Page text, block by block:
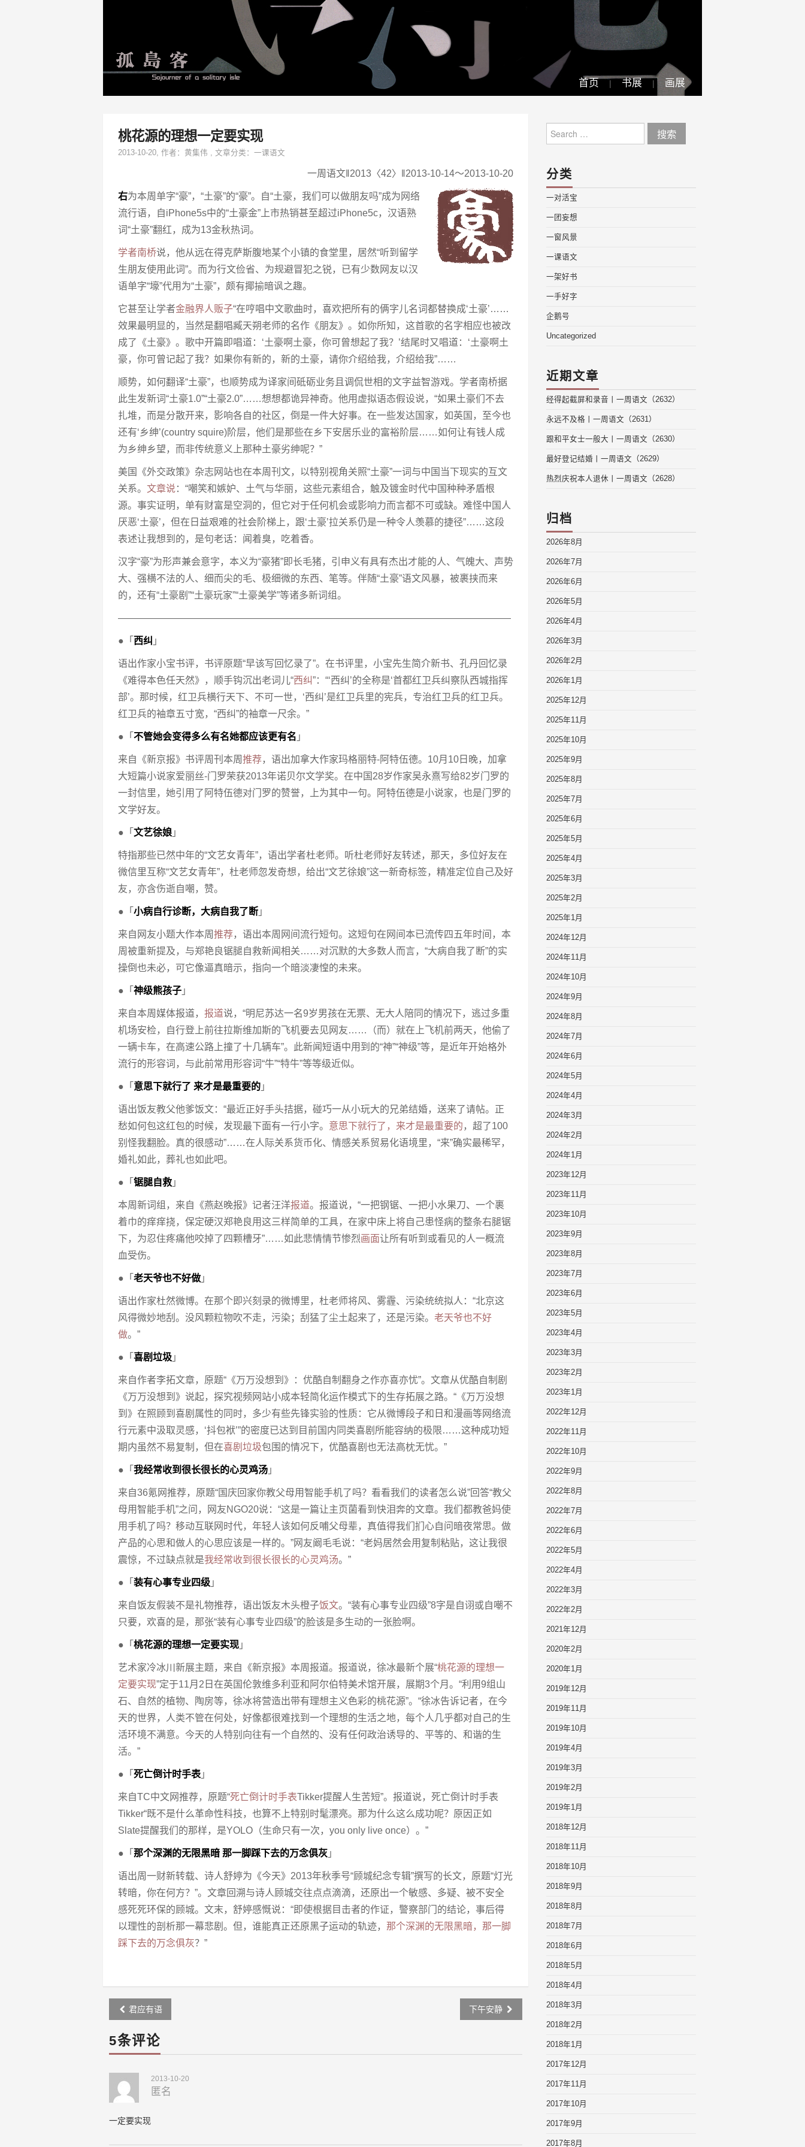
首页 书展 画展
桃花源的理想一定要实现
2013-10-20, 作者： 黄集伟 , 文章分类： 一课语文
一周语文‖2013〈42〉‖2013-10-14～2013-10-20
右为本周单字“豪”，“土豪”的“豪”。自“土豪，我们可以做朋友吗”成为网络
流行语，自iPhone5s中的“土豪金”上市热销甚至超过iPhone5c，汉语熟
词“土豪”翻红，成为13金秋热词。
学者南桥说，他从远在得克萨斯腹地某个小镇的食堂里，居然“听到留学
生朋友使用此词”。而为行文俭省、为规避冒犯之锐，已有少数网友以汉
语单字“壕”代用为“土豪”，颇有揶揄暗讽之趣。
它甚至让学者金融界人贩子“在哼唱中文歌曲时，喜欢把所有的俩字儿名词都替换成‘土豪’……
效果最明显的，当然是翻唱臧天朔老师的名作《朋友》。如你所知，这首歌的名字相应也被改
成了《土豪》。歌中开篇即唱道：‘土豪啊土豪，你可曾想起了我？’结尾时又唱道：‘土豪啊土
豪，你可曾记起了我？如果你有新的，新的土豪，请你介绍给我，介绍给我”……
顺势，如何翻译“土豪”，也顺势成为译家间砥砺业务且调侃世相的文字益智游戏。学者南桥据
此生发新词“土豪1.0”“土豪2.0”……想想都诡异神奇。他用虚拟语态假设说，“如果土豪们不去
扎堆，而是分散开来，影响各自的社区，倒是一件大好事。在一些发达国家，如英国，至今也
还有‘乡绅’(country squire)阶层，他们是那些在乡下安居乐业的富裕阶层……如何让有钱人成
为乡绅乡望，而非传统意义上那种土豪劣绅呢？”
美国《外交政策》杂志网站也在本周刊文，以特别视角关照“土豪”一词与中国当下现实的互文
关系。 文章说：“嘲笑和嫉妒、土气与华丽，这些元素组合，触及镀金时代中国种种矛盾根
源。事实证明，单有财富是空洞的，但它对于任何机会或影响力而言都不可或缺。难怪中国人
厌恶‘土豪’，但在日益艰难的社会阶梯上，跟‘土豪’拉关系仍是一种令人羡慕的捷径”……这段
表述让我想到的，是句老话：闻着臭，吃着香。
汉字“豪”为形声兼会意字，本义为“豪猪”即长毛猪，引申义有具有杰出才能的人、气魄大、声势
大、强横不法的人、细而尖的毛、极细微的东西、笔等。伴随“土豪”语文风暴，被裹挟而来
的，还有“土豪剧”“土豪玩家”“土豪美学”等诸多新词组。
—————————————————————————————————————————
●「 西纠 」
语出作家小宝书评，书评原题“早该写回忆录了”。在书评里，小宝先生简介新书、孔丹回忆录
《难得本色任天然》，顺手钩沉出老词儿“西纠”：“‘西纠’的全称是‘首都红卫兵纠察队西城指挥
部’。那时候，红卫兵横行天下、不可一世，‘西纠’是红卫兵里的宪兵，专治红卫兵的红卫兵。
红卫兵的袖章五寸宽，“西纠”的袖章一尺余。”
●「 不管她会变得多么有名她都应该更有名 」
来自《新京报》书评周刊本周 推荐，语出加拿大作家玛格丽特-阿特伍德。10月10日晚，加拿
大短篇小说家爱丽丝-门罗荣获2013年诺贝尔文学奖。在中国28岁作家吴永熹写给82岁门罗的
一封信里，她引用了阿特伍德对门罗的赞誉，上为其中一句。阿特伍德是小说家，也是门罗的
文学好友。
●「 文艺徐娘 」
特指那些已然中年的“文艺女青年”，语出学者杜老师。听杜老师好友转述，那天，多位好友在
微信里互称“文艺女青年”，杜老师忽发奇想，给出“文艺徐娘”这一新奇标签，精准定位自己及好
友，亦含伤逝自嘲，赞。
●「 小病自行诊断，大病自我了断 」
来自网友小题大作本周 推荐，语出本周网间流行短句。这短句在网间本已流传四五年时间，本
周被重新提及，与郑艳良锯腿自救新闻相关……对沉默的大多数人而言，“大病自我了断”的实
操倒也未必，可它像逼真暗示，指向一个暗淡凄惶的未来。
●「 神级熊孩子 」
来自本周媒体报道， 报道说，“明尼苏达一名9岁男孩在无票、无大人陪同的情况下，逃过多重
机场安检，自行登上前往拉斯维加斯的飞机要去见网友……（而）就在上飞机前两天，他偷了
一辆卡车，在高速公路上撞了十几辆车”。此新闻短语中用到的“神”“神级”等，是近年开始格外
流行的形容词，与此前常用形容词“牛”“特牛”等等级近似。
●「 意思下就行了 来才是最重要的 」
语出饭友教父他爹饭文：“最近正好手头拮据，碰巧一从小玩大的兄弟结婚，送来了请帖。正
愁如何包这红包的时候，发现最下面有一行小字。 意思下就行了，来才是最重要的 ，超了100
别怪我翻脸。真的很感动”……在人际关系货币化、情感关系贸易化语境里，“来”确实最稀罕，
婚礼如此，葬礼也如此吧。
●「 锯腿自救 」
本周新词组，来自《燕赵晚报》记者汪洋报道。报道说，“一把钢锯、一把小水果刀、一个裹
着巾的痒痒挠，保定硬汉郑艳良用这三样简单的工具，在家中床上将自己患怪病的整条右腿锯
下，为忍住疼痛他咬掉了四颗槽牙”……如此悲情情节惨烈画面让所有听到或看见的人一概流
血受伤。
●「 老天爷也不好做 」
语出作家杜然微博。在那个即兴刻录的微博里，杜老师将风、雾霾、污染统统拟人：“北京这
风得微妙地刮。没风颗粒物吹不走，污染；刮猛了尘土起来了，还是污染。 老天爷也不好
做。”
●「 喜剧垃圾 」
来自作者李拓文章，原题“《万万没想到》：优酷自制翻身之作亦喜亦忧”。文章从优酷自制剧
《万万没想到》说起，探究视频网站小成本轻简化运作模式下的生存拓展之路。“《万万没想
到》在照顾到喜剧属性的同时，多少有些先锋实验的性质：它从微博段子和日和漫画等网络流
行元素中汲取灵感，‘抖包袱’”的密度已达到目前国内同类喜剧所能容纳的极限……这种成功短
期内虽然不易复制，但在喜剧垃圾包围的情况下，优酷喜剧也无法高枕无忧。”
●「 我经常收到很长很长的心灵鸡汤 」
来自36氪网推荐，原题“国庆回家你教父母用智能手机了吗？看看我们的读者怎么说”回答“教父
母用智能手机”之问，网友NGO20说：“这是一篇让主页菌看到快泪奔的文章。我们都教爸妈使
用手机了吗？移动互联网时代，年轻人该如何反哺父母辈，真值得我们扪心自问暗夜常思。做
产品的心思和做人的心思应该是一样的。”网友阚毛毛说：“老妈居然会用复制粘贴，这让我很
震惊，不过缺点就是我经常收到很长很长的心灵鸡汤。”
●「 装有心事专业四级 」
来自饭友假装不是礼物推荐，语出饭友木头橙子饭文。“装有心事专业四级”8字是自诩或自嘲不
只要，欢喜的是，那张“装有心事专业四级”的脸该是多生动的一张脸啊。
●「 桃花源的理想一定要实现 」
艺术家冷冰川新展主题，来自《新京报》本周报道。报道说，徐冰最新个展“桃花源的理想一
定要实现”定于11月2日在英国伦敦维多利亚和阿尔伯特美术馆开展，展期3个月。“利用9组山
石、自然的植物、陶房等，徐冰将营造出带有理想主义色彩的桃花源”。“徐冰告诉记者，在今
天的世界，人类不管在何处，好像都很难找到一个理想的生活之地，每个人几乎都对自己的生
活环境不满意。今天的人特别向往有一个自然的、没有任何政治诱导的、平等的、和谐的生
活。”
●「 死亡倒计时手表 」
来自TC中文网推荐，原题“死亡倒计时手表Tikker提醒人生苦短”。报道说，死亡倒计时手表
Tikker“既不是什么革命性科技，也算不上特别时髦漂亮。那为什么这么成功呢？原因正如
Slate提醒我们的那样，是YOLO（生命只有一次，you only live once）。”
●「 那个深渊的无限黑暗 那一脚踩下去的万念俱灰 」
语出周一财新转载、诗人舒婷为《今天》2013年秋季号“顾城纪念专辑”撰写的长文，原题“灯光
转暗，你在何方？”。文章回溯与诗人顾城交往点点滴滴，还原出一个敏感、多疑、被不安全
感死死环保的顾城。文末，舒婷感慨说：“即使根据目击者的作证，警察部门的结论，事后得
以理性的剖析那一幕悲剧。但，谁能真正还原黑子运动的轨迹， 那个深渊的无限黑暗，那一脚
踩下去的万念俱灰？”
Post
navigation
君应有语 下午安静
5条评论
2013-10-20
匿名
一定要实现
for:
分类
一对活宝
一团妄想
一窗风景
一课语文
一架好书
一手好字
企鹅号
Uncategorized
近期文章
经得起截屏和录音丨一周语文（2632）
永远不及格丨一周语文（2631）
跟和平女士一般大丨一周语文（2630）
最好登记结婚丨一周语文（2629）
热烈庆祝本人退休丨一周语文（2628）
归档
2026年8月
2026年7月
2026年6月
2026年5月
2026年4月
2026年3月
2026年2月
2026年1月
2025年12月
2025年11月
2025年10月
2025年9月
2025年8月
2025年7月
2025年6月
2025年5月
2025年4月
2025年3月
2025年2月
2025年1月
2024年12月
2024年11月
2024年10月
2024年9月
2024年8月
2024年7月
2024年6月
2024年5月
2024年4月
2024年3月
2024年2月
2024年1月
2023年12月
2023年11月
2023年10月
2023年9月
2023年8月
2023年7月
2023年6月
2023年5月
2023年4月
2023年3月
2023年2月
2023年1月
2022年12月
2022年11月
2022年10月
2022年9月
2022年8月
2022年7月
2022年6月
2022年5月
2022年4月
2022年3月
2022年2月
2021年12月
2020年2月
2020年1月
2019年12月
2019年11月
2019年10月
2019年4月
2019年3月
2019年2月
2019年1月
2018年12月
2018年11月
2018年10月
2018年9月
2018年8月
2018年7月
2018年6月
2018年5月
2018年4月
2018年3月
2018年2月
2018年1月
2017年12月
2017年11月
2017年10月
2017年9月
2017年8月